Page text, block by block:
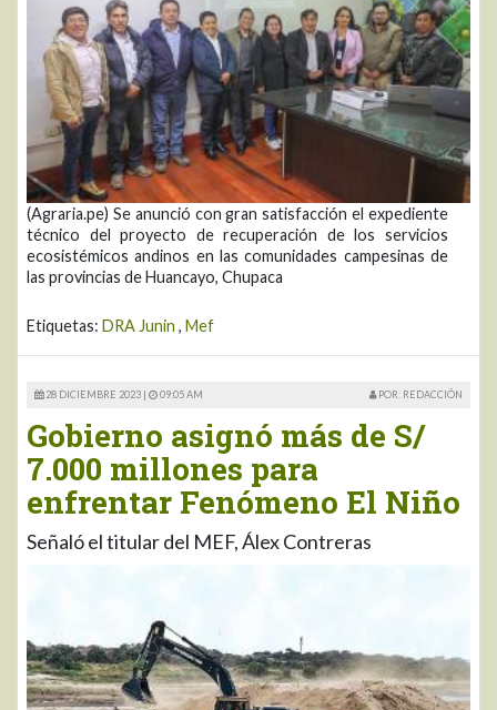
(Agraria.pe) Se anunció con gran satisfacción el expediente
técnico del proyecto de recuperación de los servicios
ecosistémicos andinos en las comunidades campesinas de
las provincias de Huancayo, Chupaca
Etiquetas: DRA Junin , Mef
28 DICIEMBRE 2023 | 09:05 AM POR: REDACCIÓN
Gobierno asignó más de S/
7.000 millones para
enfrentar Fenómeno El Niño
Señaló el titular del MEF, Álex Contreras